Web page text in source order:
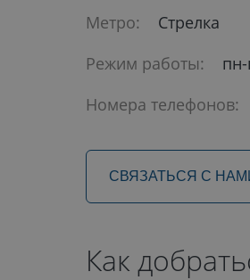
Метро:
Стрелка
Режим работы:
Номера телефонов:
СВЯЗАТЬСЯ С
Как